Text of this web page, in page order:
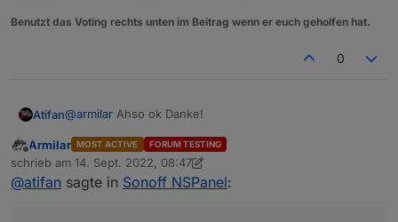
Benutzt das Voting rechts unten im Beitrag wenn er euch geholfen hat.
0
Atifan@armilar Ahso ok Danke!
Hm ok, ich fände es von der Bedienung her halt
bequem wenn man über die Buttons einfach links und
rechts Scrollen könnte, so wie mit den Pfeilen.
Offline
Armilar MOST ACTIVE FORUM TESTING
schrieb am 14. Sept. 2022, 08:47
zuletzt editiert von Armilar
@atifan sagte in Sonoff NSPanel: